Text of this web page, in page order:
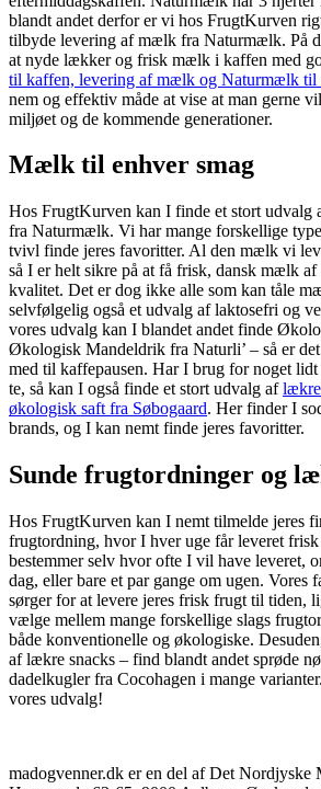
blandt andet derfor er vi hos FrugtKurven
tilbyde levering af mælk fra Naturmælk. På
at nyde lækker og frisk mælk i kaffen med
til kaffen, levering af mælk og Naturmælk til
nem og effektiv måde at vise at man gerne
miljøet og de kommende generationer.
Mælk til enhver smag
Hos FrugtKurven kan I finde et stort
fra Naturmælk. Vi har mange forskellige
tvivl finde jeres favoritter. Al den mælk vi
så I er helt sikre på at få frisk, dansk mælk af
kvalitet. Det er dog ikke alle som kan tåle
selvfølgelig også et udvalg af laktosefri og
vores udvalg kan I blandet andet finde
Økologisk Mandeldrik fra Naturli’ – så er
med til kaffepausen. Har I brug for noget
te, så kan I også finde et stort udvalg aflækre
økologisk saft fra Søbogaard. Her finder I
brands, og I kan nemt finde jeres favoritter.
Sunde frugtordninger og
Hos FrugtKurven kan I nemt tilmelde jeres
frugtordning, hvor I hver uge får leveret
bestemmer selv hvor ofte I vil have leveret,
dag, eller bare et par gange om ugen. Vores
sørger for at levere jeres frisk frugt til tiden,
vælge mellem mange forskellige slags
både konventionelle og økologiske.
af lækre snacks – find blandt andet sprøde
dadelkugler fra Cocohagen i mange
vores udvalg!
madogvenner.dk er en del af Det Nordjyske